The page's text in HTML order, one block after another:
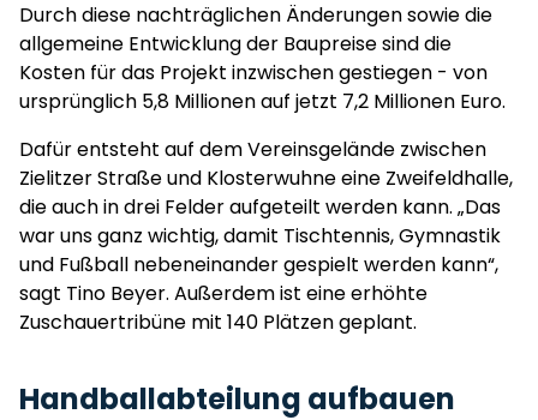
Durch diese nachträglichen Änderungen sowie die
allgemeine Entwicklung der Baupreise sind die
Kosten für das Projekt inzwischen gestiegen - von
ursprünglich 5,8 Millionen auf jetzt 7,2 Millionen Euro.
Dafür entsteht auf dem Vereinsgelände zwischen
Zielitzer Straße und Klosterwuhne eine Zweifeldhalle,
die auch in drei Felder aufgeteilt werden kann. „Das
war uns ganz wichtig, damit Tischtennis, Gymnastik
und Fußball nebeneinander gespielt werden kann“,
sagt Tino Beyer. Außerdem ist eine erhöhte
Zuschauertribüne mit 140 Plätzen geplant.
Handballabteilung aufbauen